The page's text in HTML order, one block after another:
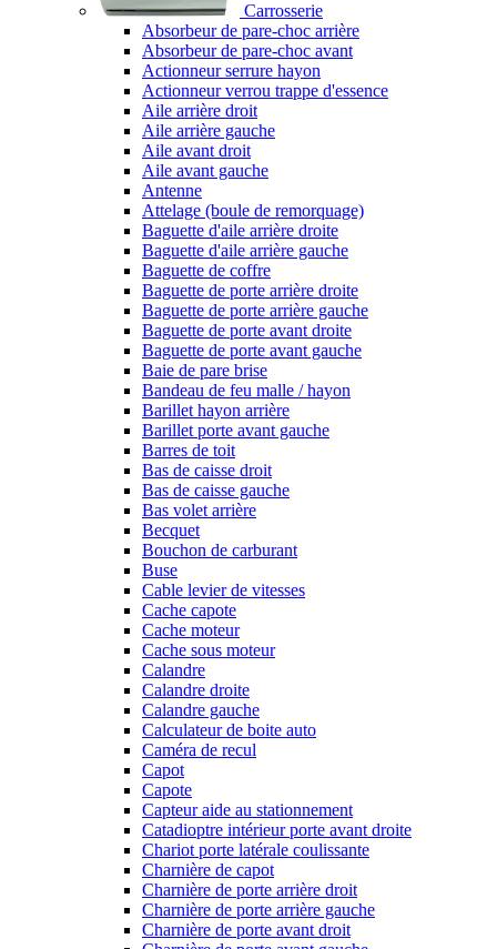
Carrosserie
Absorbeur de pare-choc arrière
Absorbeur de pare-choc avant
Actionneur serrure hayon
Actionneur verrou trappe d'essence
Aile arrière droit
Aile arrière gauche
Aile avant droit
Aile avant gauche
Antenne
Attelage (boule de remorquage)
Baguette d'aile arrière droite
Baguette d'aile arrière gauche
Baguette de coffre
Baguette de porte arrière droite
Baguette de porte arrière gauche
Baguette de porte avant droite
Baguette de porte avant gauche
Baie de pare brise
Bandeau de feu malle / hayon
Barillet hayon arrière
Barillet porte avant gauche
Barres de toit
Bas de caisse droit
Bas de caisse gauche
Bas volet arrière
Becquet
Bouchon de carburant
Buse
Cable levier de vitesses
Cache capote
Cache moteur
Cache sous moteur
Calandre
Calandre droite
Calandre gauche
Calculateur de boite auto
Caméra de recul
Capot
Capote
Capteur aide au stationnement
Catadioptre intérieur porte avant droite
Chariot porte latérale coulissante
Charnière de capot
Charnière de porte arrière droit
Charnière de porte arrière gauche
Charnière de porte avant droit